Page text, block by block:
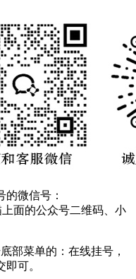
微信号：
上面的公众号二维码、小
部菜单的：在线挂号，
可。